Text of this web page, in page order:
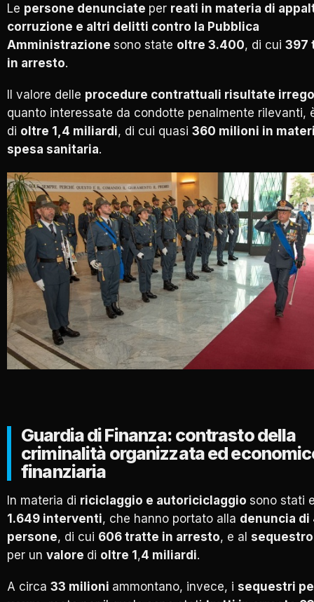
Le persone denunciate per reati in materia di
corruzione e altri delitti contro la Pubblica
Amministrazione sono state oltre 3.400, di cui 397
in arresto.
Il valore delle procedure contrattuali risultate
quanto interessate da condotte penalmente rilevanti,
di oltre 1,4 miliardi, di cui quasi 360 milioni in
spesa sanitaria.
Guardia di Finanza: contrasto della
criminalità organizzata ed
finanziaria
In materia di riciclaggio e autoriciclaggio sono stati
1.649 interventi, che hanno portato alla denuncia di
persone, di cui 606 tratte in arresto, e al
per un valore di oltre 1,4 miliardi.
A circa 33 milioni ammontano, invece, i sequestri